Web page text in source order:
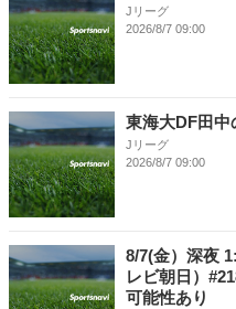
Jリーグ
2026/8/7 09:00
東海大DF田中
Jリーグ
2026/8/7 09:00
8/7(金）深夜
レビ朝日）
可能性あり